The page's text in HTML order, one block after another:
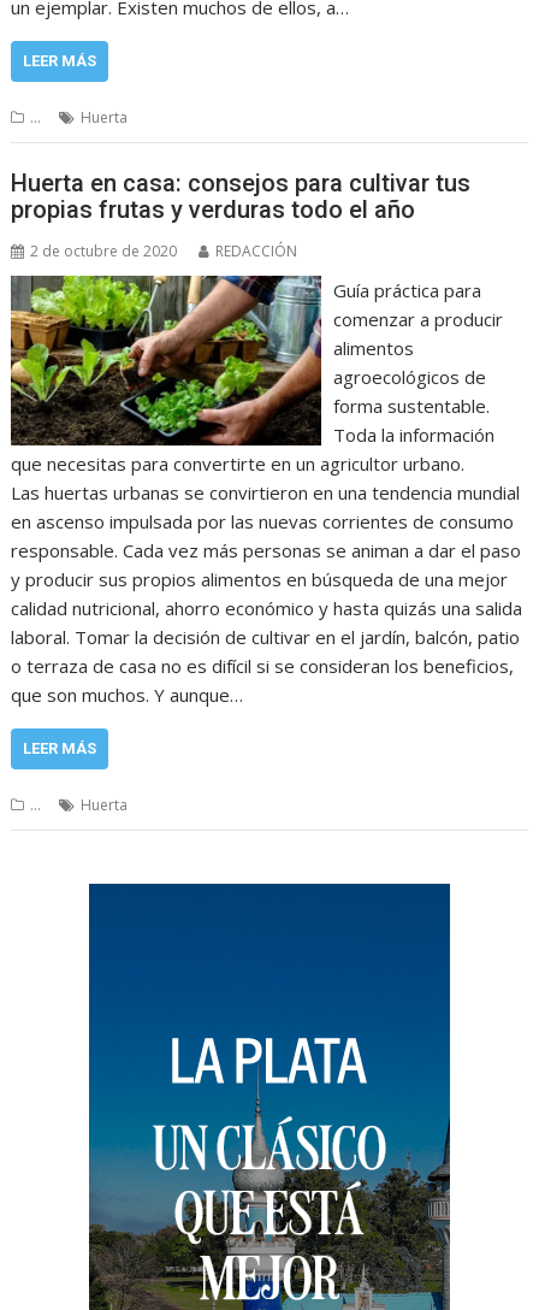
un ejemplar. Existen muchos de ellos, a…
LEER MÁS
... Huerta
Huerta en casa: consejos para cultivar tus
propias frutas y verduras todo el año
2 de octubre de 2020 REDACCIÓN
Guía práctica para
comenzar a producir
alimentos
agroecológicos de
forma sustentable.
Toda la información
que necesitas para convertirte en un agricultor urbano.
Las huertas urbanas se convirtieron en una tendencia mundial
en ascenso impulsada por las nuevas corrientes de consumo
responsable. Cada vez más personas se animan a dar el paso
y producir sus propios alimentos en búsqueda de una mejor
calidad nutricional, ahorro económico y hasta quizás una salida
laboral. Tomar la decisión de cultivar en el jardín, balcón, patio
o terraza de casa no es difícil si se consideran los beneficios,
que son muchos. Y aunque…
LEER MÁS
... Huerta